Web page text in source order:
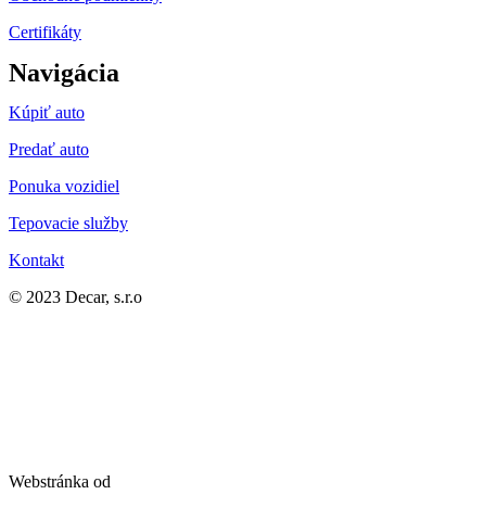
Certifikáty
Navigácia
Kúpiť auto
Predať auto
Ponuka vozidiel
Tepovacie služby
Kontakt
© 2023 Decar, s.r.o
Webstránka od